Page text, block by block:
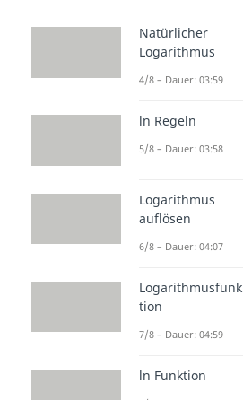
Winkel
30°
45°
60°
90° 1
Natürlicher
Logarithmus
4/8 – Dauer: 03:59
ln Regeln
5/8 – Dauer: 03:58
Logarithmus
auflösen
6/8 – Dauer: 04:07
Logarithmusfunk
tion
7/8 – Dauer: 04:59
ln Funktion